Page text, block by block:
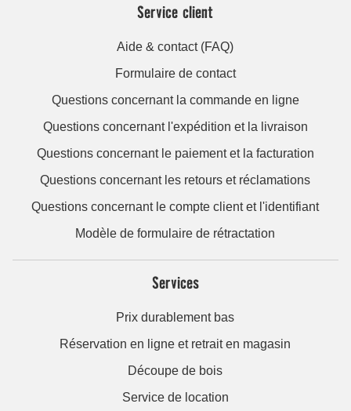
Service client
Aide & contact (FAQ)
Formulaire de contact
Questions concernant la commande en ligne
Questions concernant l'expédition et la livraison
Questions concernant le paiement et la facturation
Questions concernant les retours et réclamations
Questions concernant le compte client et l'identifiant
Modèle de formulaire de rétractation
Services
Prix durablement bas
Réservation en ligne et retrait en magasin
Découpe de bois
Service de location